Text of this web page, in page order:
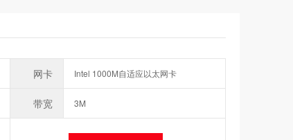
网卡 Intel 1000M自适应以太网卡
带宽 3M